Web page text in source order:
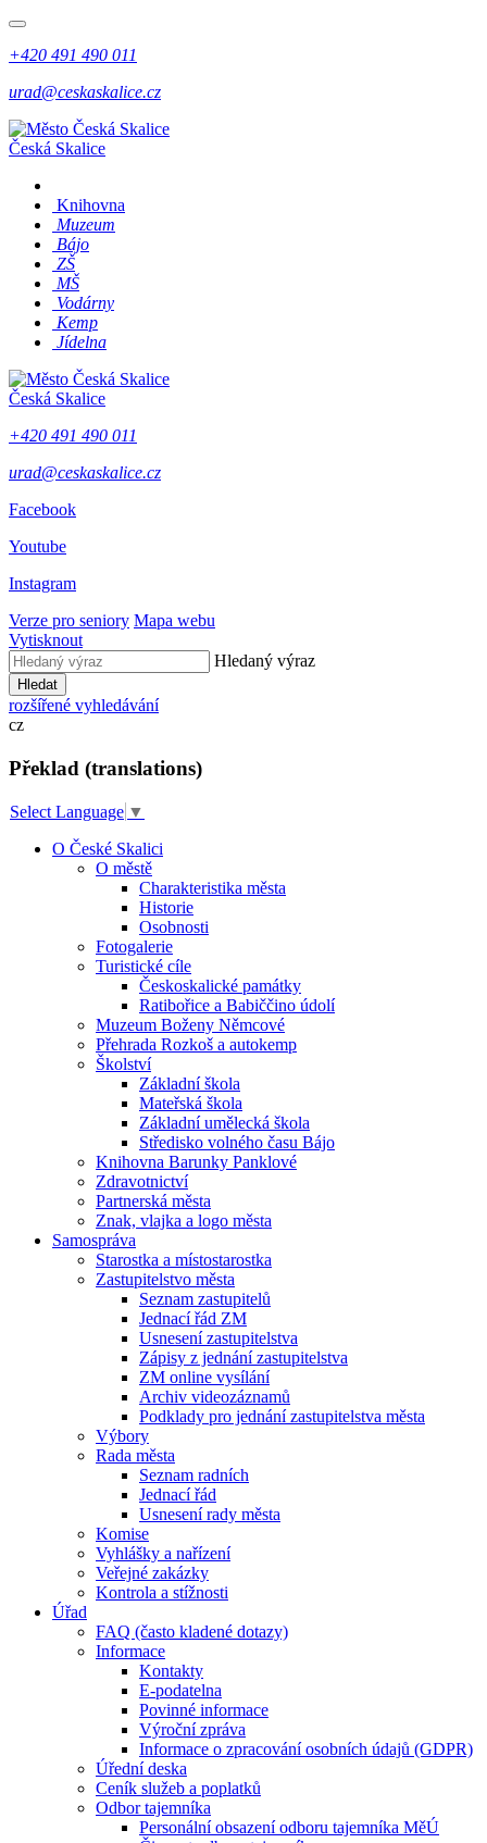
+420 491 490 011
urad@ceskaskalice.cz
Česká Skalice
Knihovna
Muzeum
Bájo
ZŠ
MŠ
Vodárny
Kemp
Jídelna
Česká Skalice
+420 491 490 011
urad@ceskaskalice.cz
Facebook
Youtube
Instagram
Verze pro seniory Mapa webu
Vytisknout
Hledaný výraz
Hledat
rozšířené vyhledávání
cz
Překlad (translations)
Select Language ▼
O České Skalici
O městě
Charakteristika města
Historie
Osobnosti
Fotogalerie
Turistické cíle
Českoskalické památky
Ratibořice a Babiččino údolí
Muzeum Boženy Němcové
Přehrada Rozkoš a autokemp
Školství
Základní škola
Mateřská škola
Základní umělecká škola
Středisko volného času Bájo
Knihovna Barunky Panklové
Zdravotnictví
Partnerská města
Znak, vlajka a logo města
Samospráva
Starostka a místostarostka
Zastupitelstvo města
Seznam zastupitelů
Jednací řád ZM
Usnesení zastupitelstva
Zápisy z jednání zastupitelstva
ZM online vysílání
Archiv videozáznamů
Podklady pro jednání zastupitelstva města
Výbory
Rada města
Seznam radních
Jednací řád
Usnesení rady města
Komise
Vyhlášky a nařízení
Veřejné zakázky
Kontrola a stížnosti
Úřad
FAQ (často kladené dotazy)
Informace
Kontakty
E-podatelna
Povinné informace
Výroční zpráva
Informace o zpracování osobních údajů (GDPR)
Úřední deska
Ceník služeb a poplatků
Odbor tajemníka
Personální obsazení odboru tajemníka MěÚ